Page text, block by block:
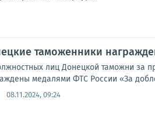
таможенники
лиц Донецкой таможни за
медалями ФТС России «За
08.11.2024, 09:24